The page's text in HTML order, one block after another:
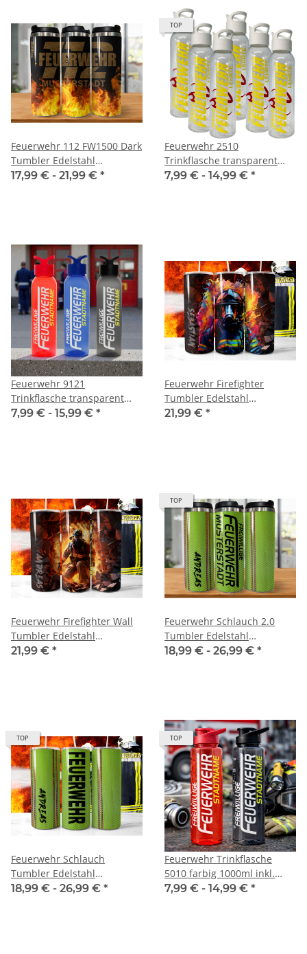
Feuerwehr 112 FW1500 Dark
Tumbler Edelstahl
Trinkflasche inkl
17,99 € - 21,99 € *
TOP
Feuerwehr 2510
Trinkflasche transparent
650ml inkl. Wunschnamen
7,99 € - 14,99 € *
Feuerwehr 9121
Trinkflasche transparent
650ml inkl. Wunschnamen
7,99 € - 15,99 € *
Feuerwehr Firefighter
Tumbler Edelstahl
Trinkflasche inkl
21,99 € *
Feuerwehr Firefighter Wall
Tumbler Edelstahl
Trinkflasche inkl
21,99 € *
TOP
Feuerwehr Schlauch 2.0
Tumbler Edelstahl
Trinkflasche inkl
18,99 € - 26,99 € *
TOP
Feuerwehr Schlauch
Tumbler Edelstahl
Trinkflasche inkl
18,99 € - 26,99 € *
TOP
Feuerwehr Trinkflasche
5010 farbig 1000ml inkl.
Wunschnamen
7,99 € - 14,99 € *